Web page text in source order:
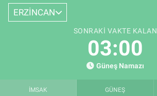
ERZİNCAN
SONRAKI VAKTE KALAN
02:59
Güneş Namazı
İMSAK GÜNEŞ